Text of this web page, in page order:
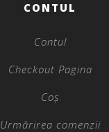
CONTUL
Contul
Checkout Pagina
Coș
Urmărirea comenzii